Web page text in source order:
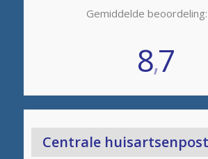
Gemiddelde
8,7
Centrale